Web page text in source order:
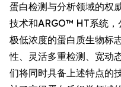
蛋白检测与分析领域的权
技术和ARGO™ HT系统，
极低浓度的蛋白质生物标
性、灵活多重检测、宽动
们将同时具备上述特点的